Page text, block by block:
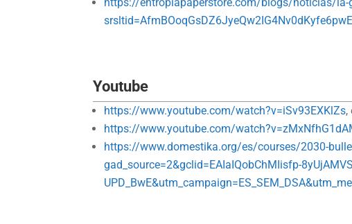
Youtube
https://www.youtube.com/watch?v=iSv93EXKlZs,
https://www.youtube.com/
https://www.domestika.org/es/courses/2030-
gad_source=2&gclid=EAIaIQobChMIisfp-